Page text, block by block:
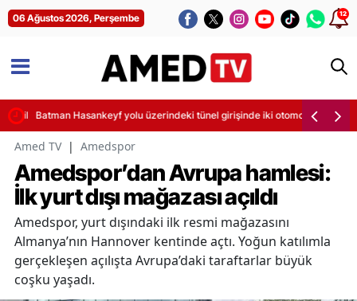
06 Ağustos 2026, Perşembe 12
başladı
Batman Hasankeyf yolu üzerindeki tünel girişinde iki otomobil çarpıştı
Amed TV | Amedspor
Amedspor’dan Avrupa hamlesi:
İlk yurt dışı mağazası açıldı
Amedspor, yurt dışındaki ilk resmi mağazasını
Almanya’nın Hannover kentinde açtı. Yoğun katılımla
gerçekleşen açılışta Avrupa’daki taraftarlar büyük
coşku yaşadı.